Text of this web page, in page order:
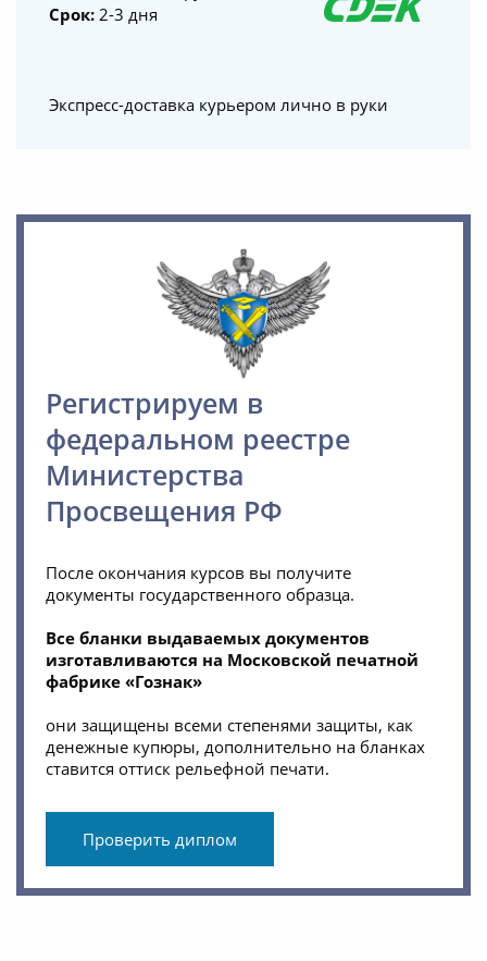
Срок: 2-3 дня
Экспресс-доставка курьером лично в руки
Регистрируем в
федеральном реестре
Министерства
Просвещения РФ
После окончания курсов вы получите
документы государственного образца.
Все бланки выдаваемых документов
изготавливаются на Московской печатной
фабрике «Гознак»
они защищены всеми степенями защиты, как
денежные купюры, дополнительно на бланках
ставится оттиск рельефной печати.
Проверить диплом